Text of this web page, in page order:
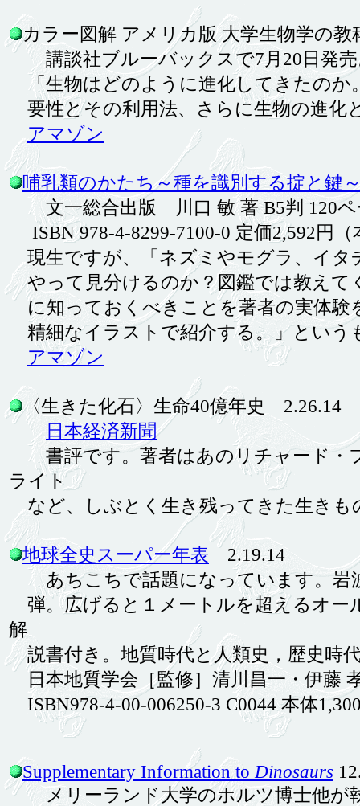
カラー図解 アメリカ版 大学生物学の
講談社ブルーバックスで7月20日発売
「生物はどのように進化してきたのか
要性とその利用法、さらに生物の進化
アマゾン
哺乳類のかたち～種を識別する掟と鍵
文一総合出版 川口 敏 著 B5判 120ペ
ISBN 978-4-8299-7100-0 定価2,592円（
現生ですが、「 ネズミやモグラ、イタ
やって見分けるのか？図鑑では教えて
に知っておくべきことを著者の実体験
精細なイラストで紹介する。 」という
アマゾン
〈生きた化石〉生命40億年史 2.26.14
日本経済新聞
書評です。著者はあのリチャード・
ライト
など、しぶとく生き残ってきた生きも
地球全史スーパー年表 2.19.14
あちこちで話題になっています。岩
弾。広げると１メートルを超えるオー
解
説書付き。地質時代と人類史，歴史時
日本地質学会［監修］清川昌一・伊藤
ISBN978-4-00-006250-3 C0044 本体
Supplementary Information toDinosaurs
メリーランド大学のホルツ博士他が